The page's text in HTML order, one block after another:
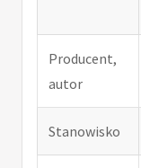
Producent,
autor
Stanowisko